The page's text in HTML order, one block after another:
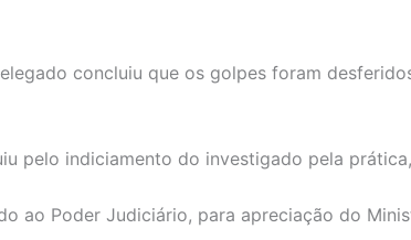
concluiu que os golpes foram
pelo indiciamento do investigado pela
ao Poder Judiciário, para apreciação do